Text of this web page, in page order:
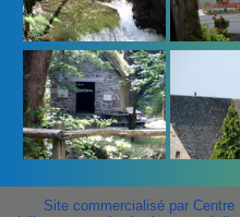
Site commercialisé par